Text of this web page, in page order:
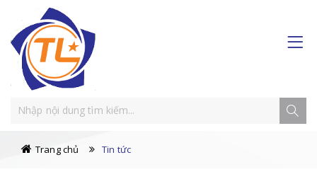
Trang chủ Tin tức